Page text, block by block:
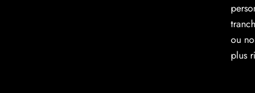
ou
plus